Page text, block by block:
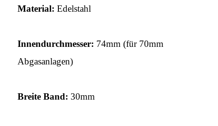
Material: Edelstahl
Innendurchmesser: 74mm (für 70mm
Abgasanlagen)
Breite Band: 30mm